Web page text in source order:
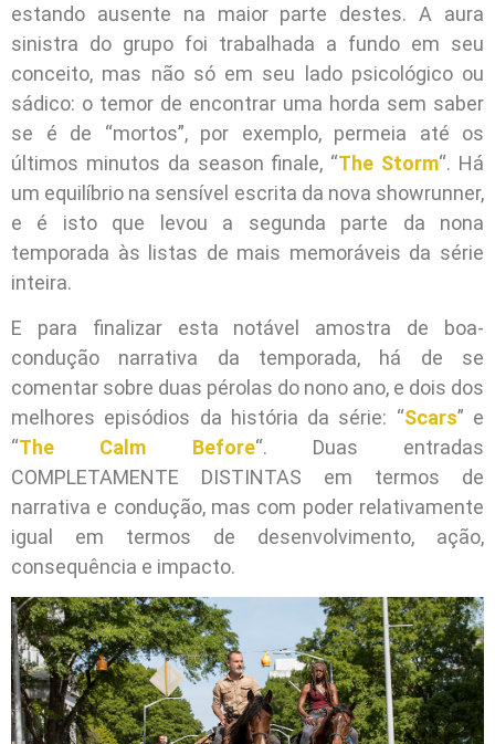
estando ausente na maior parte destes. A aura
sinistra do grupo foi trabalhada a fundo em seu
conceito, mas não só em seu lado psicológico ou
sádico: o temor de encontrar uma horda sem saber
se é de “mortos”, por exemplo, permeia até os
últimos minutos da season finale, “The Storm“. Há
um equilíbrio na sensível escrita da nova showrunner,
e é isto que levou a segunda parte da nona
temporada às listas de mais memoráveis da série
inteira.
E para finalizar esta notável amostra de boa-
condução narrativa da temporada, há de se
comentar sobre duas pérolas do nono ano, e dois dos
melhores episódios da história da série: “Scars” e
“The Calm Before“. Duas entradas
COMPLETAMENTE DISTINTAS em termos de
narrativa e condução, mas com poder relativamente
igual em termos de desenvolvimento, ação,
consequência e impacto.